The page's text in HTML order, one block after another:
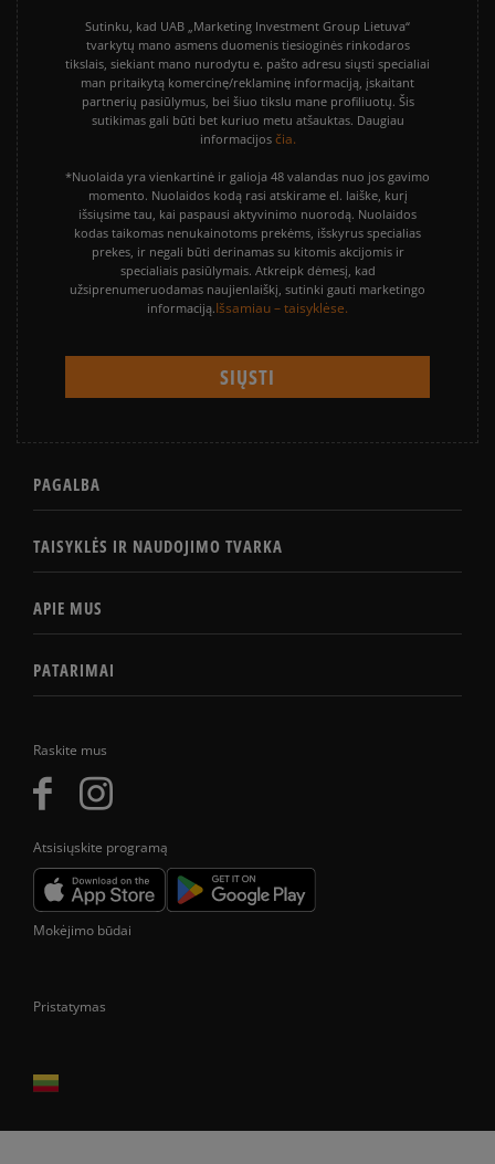
Raskite mus
Atsisiųskite programą
Sutinku, kad UAB „Marketing Investment Group Lietuva“
tvarkytų mano asmens duomenis tiesioginės rinkodaros
tikslais, siekiant mano nurodytu e. pašto adresu siųsti specialiai
man pritaikytą komercinę/reklaminę informaciją, įskaitant
partnerių pasiūlymus, bei šiuo tikslu mane profiliuotų. Šis
sutikimas gali būti bet kuriuo metu atšauktas. Daugiau
informacijos čia.
*Nuolaida yra vienkartinė ir galioja 48 valandas nuo jos gavimo
momento. Nuolaidos kodą rasi atskirame el. laiške, kurį
išsiųsime tau, kai paspausi aktyvinimo nuorodą. Nuolaidos
kodas taikomas nenukainotoms prekėms, išskyrus specialias
prekes, ir negali būti derinamas su kitomis akcijomis ir
specialiais pasiūlymais. Atkreipk dėmesį, kad
užsiprenumeruodamas naujienlaiškį, sutinki gauti marketingo
informaciją.Išsamiau – taisyklėse.
PAGALBA
TAISYKLĖS IR NAUDOJIMO TVARKA
APIE MUS
PATARIMAI
Mokėjimo būdai
Pristatymas